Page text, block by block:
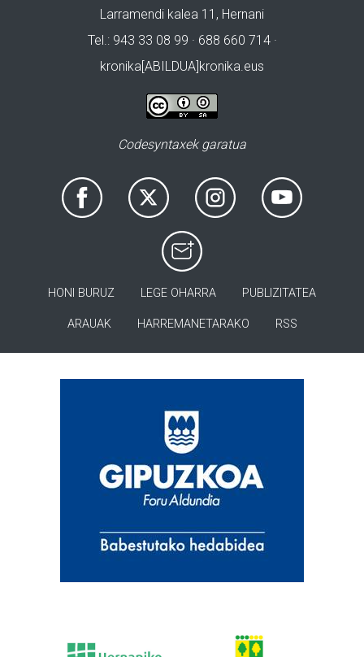
Larramendi kalea 11, Hernani
Tel.: 943 33 08 99 · 688 660 714 ·
kronika[ABILDUA]kronika.eus
Codesyntaxek garatua
HONI BURUZ LEGE OHARRA PUBLIZITATEA
ARAUAK HARREMANETARAKO RSS